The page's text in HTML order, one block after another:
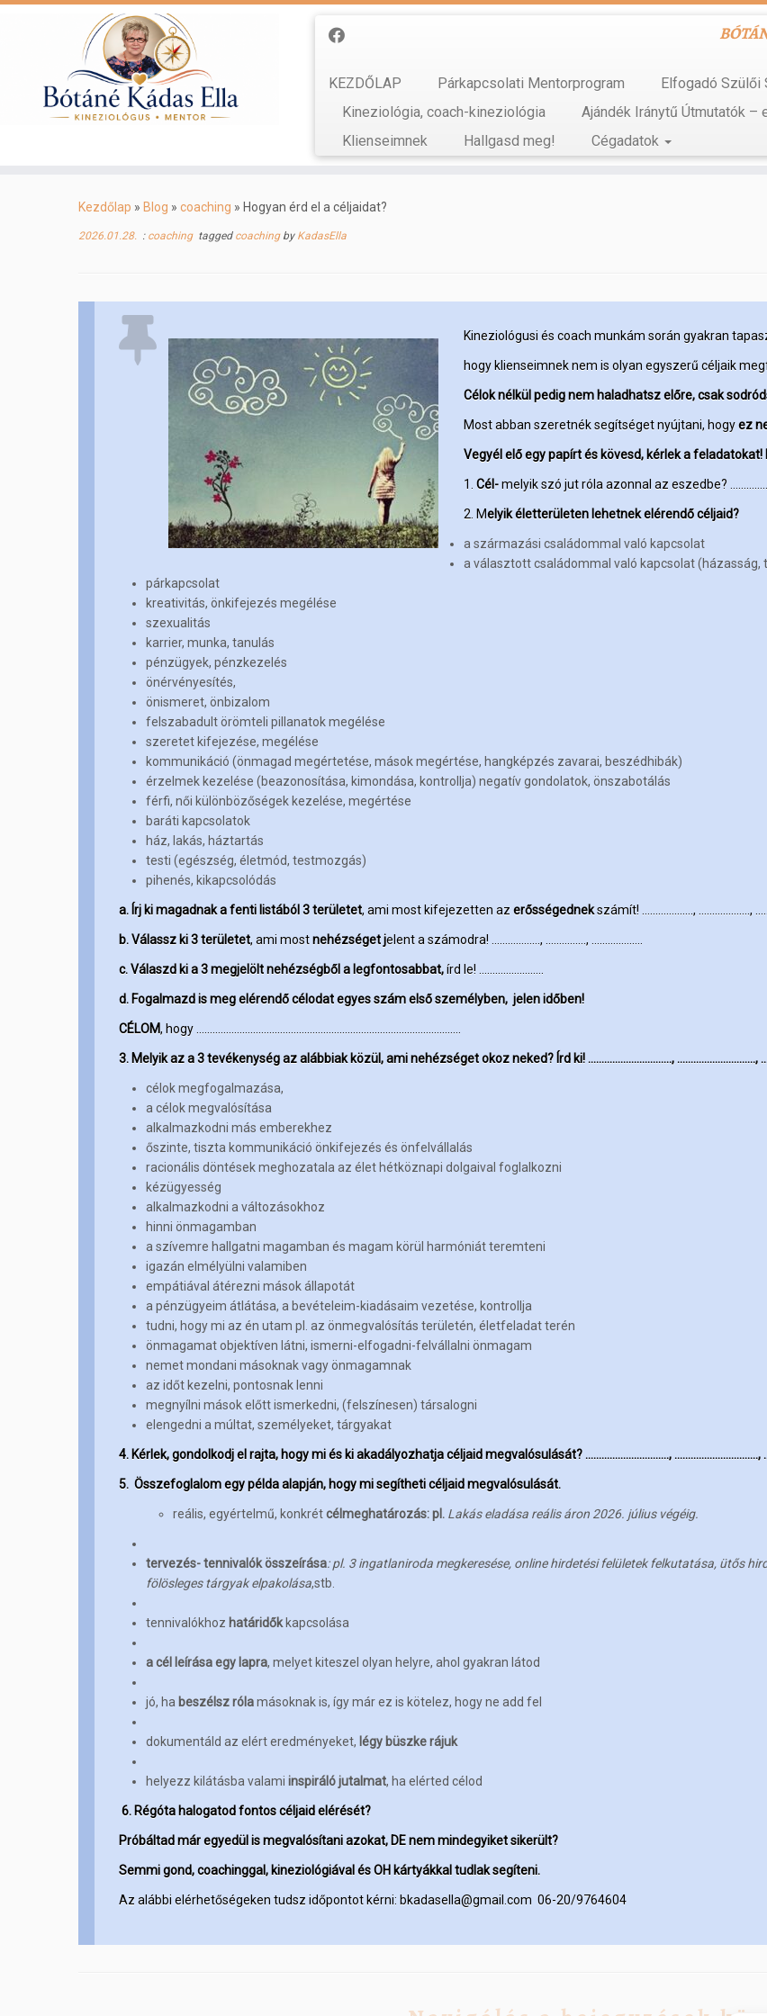
KEZDŐLAP Párkapcsolati Mentorprogram Elfogadó Szülői
Kineziológia, coach-kineziológia
Ajándék Iránytű Útmutatók –
Klienseimnek
Hallgasd meg! Cégadatok
Kezdőlap » Blog » coaching » Hogyan érd el a céljaidat?
2026.01.28. : coaching tagged coaching by KadasElla
Kineziológusi és coach munkám során gyakran
hogy klienseimnek nem is olyan egyszerű céljaik
Célok nélkül pedig nem haladhatsz előre, csak
Most abban szeretnék segítséget nyújtani, hogyez
Vegyél elő egy papírt és kövesd, kérlek a feladatokat!
1. Cél-melyik szó jut róla azonnal az eszedbe?
2. Melyik életterületen lehetnek elérendő céljaid?
a származási családommal való kapcsolat
a választott családommal való kapcsolat (házasság,
párkapcsolat
kreativitás, önkifejezés megélése
szexualitás
karrier, munka, tanulás
pénzügyek, pénzkezelés
önérvényesítés,
önismeret, önbizalom
felszabadult örömteli pillanatok megélése
szeretet kifejezése, megélése
kommunikáció (önmagad megértetése, mások megértése, hangképzés zavarai, beszédhibák)
érzelmek kezelése (beazonosítása, kimondása, kontrollja) negatív gondolatok, önszabotálás
férfi, női különbözőségek kezelése, megértése
baráti kapcsolatok
ház, lakás, háztartás
testi (egészség, életmód, testmozgás)
pihenés, kikapcsolódás
a. Írj ki magadnak a fenti listából 3 területet, ami most kifejezetten azerősségednekszámít! ………………., ……………….,
b. Válassz ki 3 területet, ami mostnehézséget jelent a számodra! ………………, ……………, ……………….
c. Válaszd ki a 3 megjelölt nehézségből a legfontosabbat,írd le! ……………………
d. Fogalmazd is meg elérendő célodat egyes szám első személyben, jelen időben!
CÉLOM, hogy ………..………………………………………………………..………………….
3. Melyik az a 3 tevékenység az alábbiak közül, ami nehézséget okoz neked? Írd ki! …………………………., ………………………..,
célok megfogalmazása,
a célok megvalósítása
alkalmazkodni más emberekhez
őszinte, tiszta kommunikáció önkifejezés és önfelvállalás
racionális döntések meghozatala az élet hétköznapi dolgaival foglalkozni
kézügyesség
alkalmazkodni a változásokhoz
hinni önmagamban
a szívemre hallgatni magamban és magam körül harmóniát teremteni
igazán elmélyülni valamiben
empátiával átérezni mások állapotát
a pénzügyeim átlátása, a bevételeim-kiadásaim vezetése, kontrollja
tudni, hogy mi az én utam pl. az önmegvalósítás területén, életfeladat terén
önmagamat objektíven látni, ismerni-elfogadni-felvállalni önmagam
nemet mondani másoknak vagy önmagamnak
az időt kezelni, pontosnak lenni
megnyílni mások előtt ismerkedni, (felszínesen) társalogni
elengedni a múltat, személyeket, tárgyakat
4. Kérlek, gondolkodj el rajta, hogy mi és ki akadályozhatja céljaid megvalósulását? …………………………., ………………………….,
5. Összefoglalom egy példa alapján, hogy mi segítheti céljaid megvalósulását.
reális, egyértelmű, konkrétcélmeghatározás: pl. Lakás eladása reális áron 2026. július végéig.
tervezés- tennivalók összeírása: pl. 3 ingatlaniroda megkeresése, online hirdetési felületek felkutatása, ütős
fölösleges tárgyak elpakolása,stb.
tennivalókhoz határidőkkapcsolása
a cél leírása egy lapra, melyet kiteszel olyan helyre, ahol gyakran látod
jó, ha beszélsz rólamásoknak is, így már ez is kötelez, hogy ne add fel
dokumentáld az elért eredményeket, légy büszke rájuk
helyezz kilátásba valamiinspiráló jutalmat, ha elérted célod
6. Régóta halogatod fontos céljaid elérését?
Próbáltad már egyedül is megvalósítani azokat, DE nem mindegyiket sikerült?
Semmi gond, coachinggal, kineziológiával és OH kártyákkal tudlak segíteni.
Az alábbi elérhetőségeken tudsz időpontot kérni: bkadasella@gmail.com 06-20/9764604